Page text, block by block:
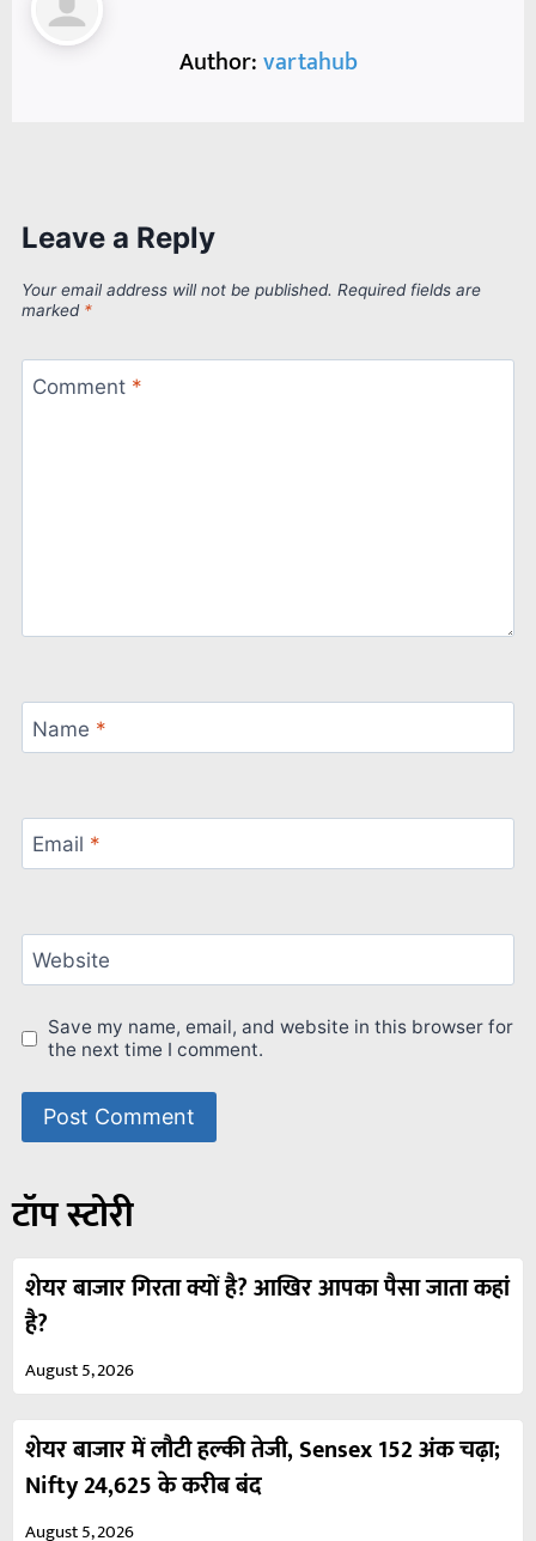
Author:vartahub
Leave a Reply
Your email address will not be published. Required fields are
marked *
Comment *
Name *
Email *
Website
Save my name, email, and website in this browser for
the next time I comment.
टॉप स्टोरी
शेयर बाजार गिरता क्यों है? आखिर आपका पैसा जाता कहां
है?
August 5, 2026
शेयर बाजार में लौटी हल्की तेजी, Sensex 152 अंक चढ़ा;
Nifty 24,625 के करीब बंद
August 5, 2026